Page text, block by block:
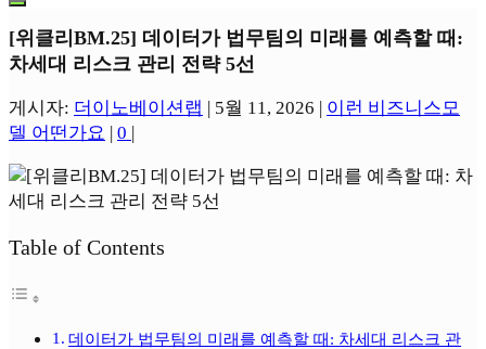
[위클리BM.25] 데이터가 법무팀의 미래를 예측할 때:
차세대 리스크 관리 전략 5선
게시자: 더이노베이션랩 | 5월 11, 2026 | 이런 비즈니스모
델 어떤가요 | 0 |
Table of Contents
데이터가 법무팀의 미래를 예측할 때: 차세대 리스크 관